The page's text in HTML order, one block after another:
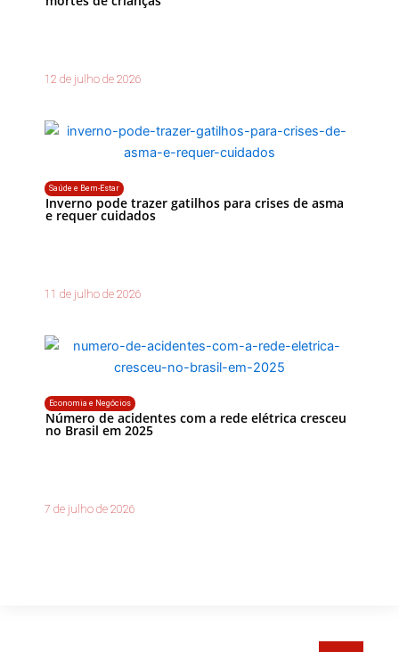
12 de julho de 2026
Saúde e Bem-Estar
Inverno pode trazer gatilhos para crises de asma
e requer cuidados
11 de julho de 2026
Economia e Negócios
Número de acidentes com a rede elétrica cresceu
no Brasil em 2025
7 de julho de 2026